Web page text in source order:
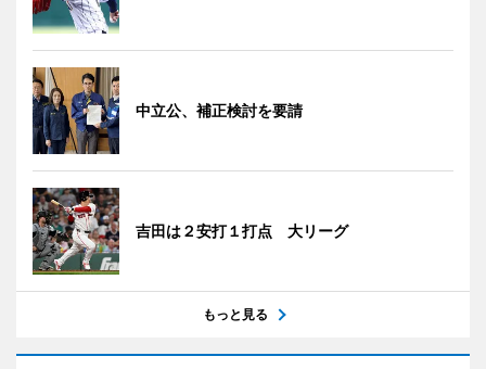
中立公、補正検討を要請
吉田は２安打１打点 大リーグ
もっと見る